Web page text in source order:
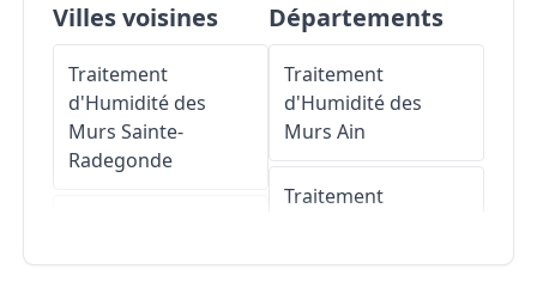
Villes voisines
Traitement
d'Humidité des
Murs Sainte-
Radegonde
Départements
Traitement
d'Humidité des
Murs Ain
Traitement